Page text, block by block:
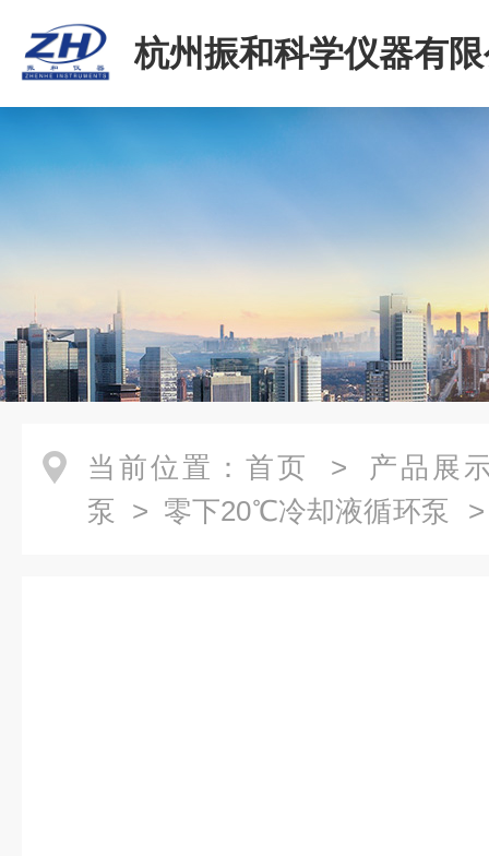
杭州振和科学仪器有
当前位置： 首页 > 产品展
泵 > 零下20℃冷却液循环泵